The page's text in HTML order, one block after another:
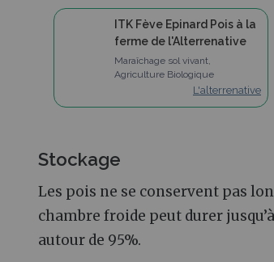
ITK Fève Epinard Pois à la
ferme de l'Alterrenative
Maraîchage sol vivant,
Agriculture Biologique
L'alterrenative
Stockage
Les pois ne se conservent pas
chambre froide peut durer
autour de 95%.